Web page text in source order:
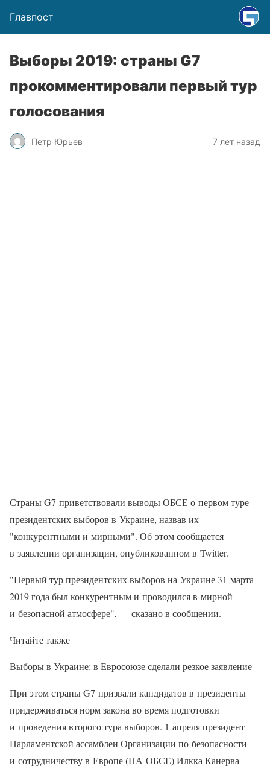
Главпост
Выборы 2019: страны G7
прокомментировали первый тур
голосования
Петр Юрьев 7 лет назад
Страны G7 приветствовали выводы ОБСЕ о первом туре
президентских выборов в Украине, назвав их
"конкурентными и мирными". Об этом сообщается
в заявлении организации, опубликованном в Twitter.
"Первый тур президентских выборов на Украине 31 марта
2019 года был конкурентным и проводился в мирной
и безопасной атмосфере", — сказано в сообщении.
Читайте также
Выборы в Украине: в Евросоюзе сделали резкое заявление
При этом страны G7 призвали кандидатов в президенты
придерживаться норм закона во время подготовки
и проведения второго тура выборов. 1 апреля президент
Парламентской ассамблеи Организации по безопасности
и сотрудничеству в Европе (ПА ОБСЕ) Илкка Канерва